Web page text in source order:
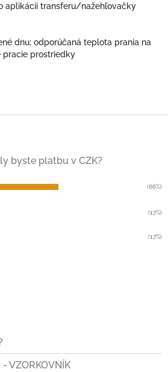
aplikácii transferu/nažehľovačky
dnu; odporúčaná teplota prania na
pracie prostriedky
byste platbu v CZK?
(66%)
(17%)
(17%)
VZORKOVNÍK